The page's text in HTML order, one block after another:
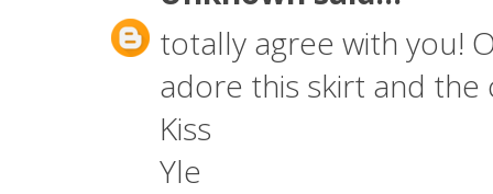
totally agree with you!
adore this skirt and
Kiss
Yle